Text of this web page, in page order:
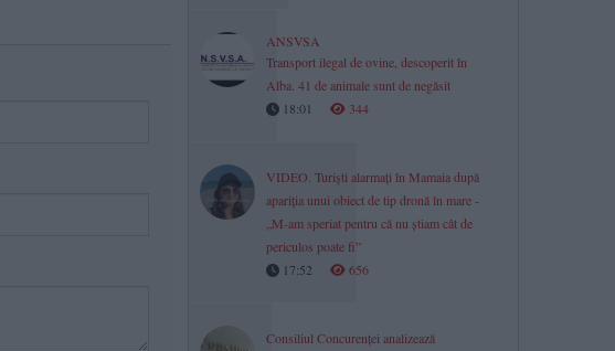
ANSVSA
Transport ilegal de ovine, descoperit în
Alba. 41 de animale sunt de negăsit
18:01
344
VIDEO. Turiști alarmați în Mamaia după
apariția unui obiect de tip dronă în mare -
„M-am speriat pentru că nu știam cât de
periculos poate fi”
17:52
656
Consiliul Concurenței analizează